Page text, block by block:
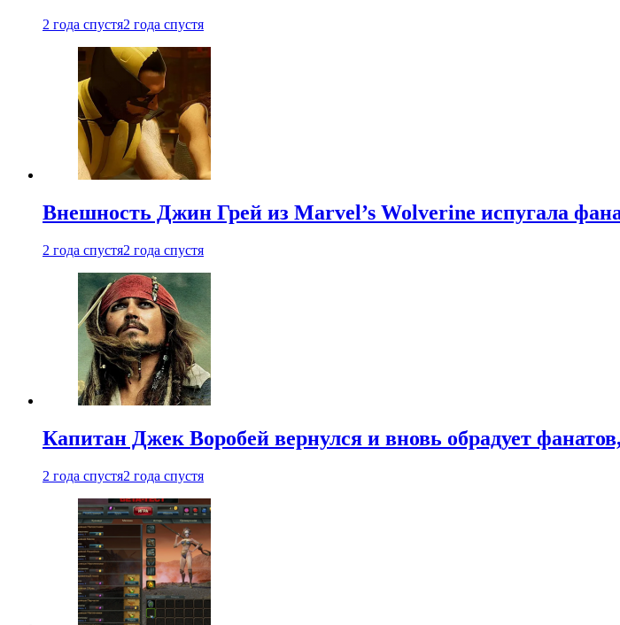
2 года спустя2 года спустя
Внешность Джин Грей из Marvel’s Wolverine испугала
2 года спустя2 года спустя
Капитан Джек Воробей вернулся и вновь обрадует
2 года спустя2 года спустя